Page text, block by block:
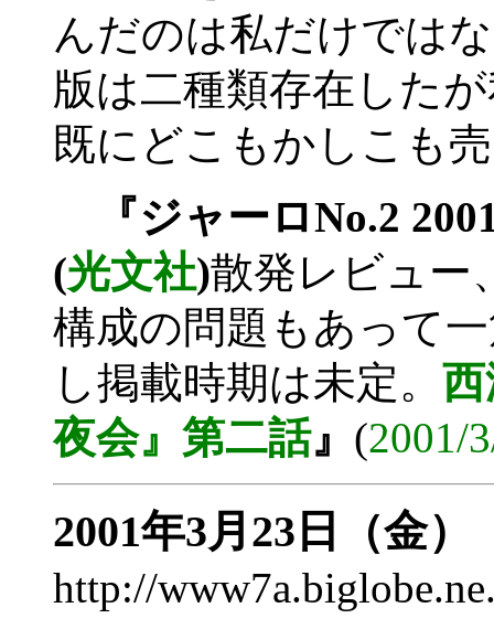
んだのは私だけでは
版は二種類存在した
既にどこもかしこも
『ジャーロNo.2
(光文社)散発レビュー
構成の問題もあって
し掲載時期は未定。
夜会』第二話』 (2001/
2001年3月23日（金）
http://